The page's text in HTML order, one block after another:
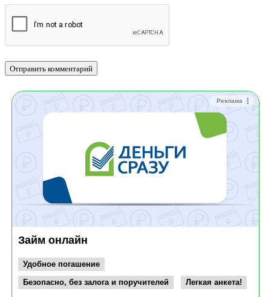
Реклама
Займ онлайн
Удобное погашение
Безопасно, без залога и поручителей
Легкая анкета!